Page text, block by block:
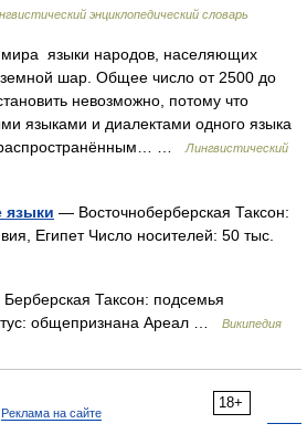
энциклопедический словарь
языки народов, населяющих
шар. Общее число от 2500 до
невозможно, потому что
языками и диалектами одного языка
…
Лингвистический
языки — Восточноберберская Таксон:
Египет Число носителей: 50 тыс.
Таксон: подсемья
общепризнана Ареал …
Википедия
18+
Реклама на сайте